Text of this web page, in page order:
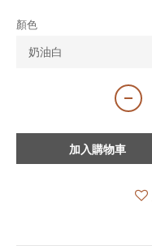
顏色
加入購物車